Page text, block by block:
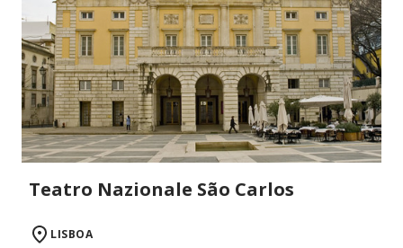
Teatro Nazionale São Carlos
LISBOA